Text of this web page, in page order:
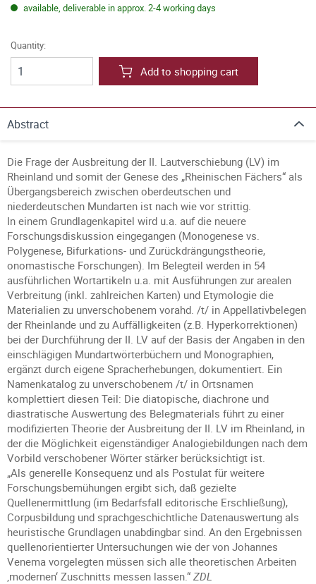
available, deliverable in approx. 2-4 working days
Quantity:
Add to shopping cart
Abstract
Die Frage der Ausbreitung der II. Lautverschiebung (LV) im
Rheinland und somit der Genese des „Rheinischen Fächers“ als
Übergangsbereich zwischen oberdeutschen und
niederdeutschen Mundarten ist nach wie vor strittig.
In einem Grundlagenkapitel wird u.a. auf die neuere
Forschungsdiskussion eingegangen (Monogenese vs.
Polygenese, Bifurkations- und Zurückdrängungstheorie,
onomastische Forschungen). Im Belegteil werden in 54
ausführlichen Wortartikeln u.a. mit Ausführungen zur arealen
Verbreitung (inkl. zahlreichen Karten) und Etymologie die
Materialien zu unverschobenem vorahd. /t/ in Appellativbelegen
der Rheinlande und zu Auffälligkeiten (z.B. Hyperkorrektionen)
bei der Durchführung der II. LV auf der Basis der Angaben in den
einschlägigen Mundartwörterbüchern und Monographien,
ergänzt durch eigene Spracherhebungen, dokumentiert. Ein
Namenkatalog zu unverschobenem /t/ in Ortsnamen
komplettiert diesen Teil: Die diatopische, diachrone und
diastratische Auswertung des Belegmaterials führt zu einer
modifizierten Theorie der Ausbreitung der II. LV im Rheinland, in
der die Möglichkeit eigenständiger Analogiebildungen nach dem
Vorbild verschobener Wörter stärker berücksichtigt ist.
„Als generelle Konsequenz und als Postulat für weitere
Forschungsbemühungen ergibt sich, daß gezielte
Quellenermittlung (im Bedarfsfall editorische Erschließung),
Corpusbildung und sprachgeschichtliche Datenauswertung als
heuristische Grundlagen unabdingbar sind. An den Ergebnissen
quellenorientierter Untersuchungen wie der von Johannes
Venema vorgelegten müssen sich alle theoretischen Arbeiten
‚modernen‘ Zuschnitts messen lassen.“ ZDL